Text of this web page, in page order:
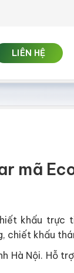
LIÊN HỆ
mã
khấu trực
chiết khấu
Hà Nội. Hỗ